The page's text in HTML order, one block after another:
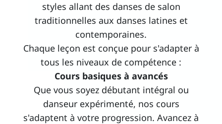
styles allant des danses de salon
traditionnelles aux danses latines et
contemporaines.
Chaque leçon est conçue pour s'adapter à
tous les niveaux de compétence :
Cours basiques à avancés
Que vous soyez débutant intégral ou
danseur expérimenté, nos cours
s'adaptent à votre progression. Avancez à